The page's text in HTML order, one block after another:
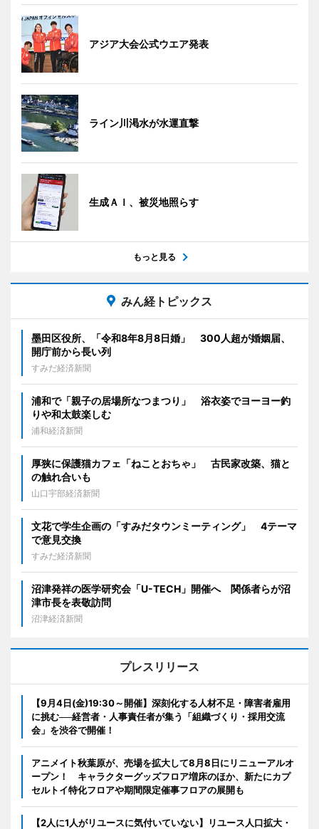
アジア大会公式ウエア発表
ライン川渇水が水運直撃
生成ＡＩ、被災地照らす
もっと見る
みん経トピックス
墨田区役所、「令和8年8月8日婚」 300人超が婚姻届、
開庁前から長い列
すみだ経済新聞
浦和で「親子の居場所なつまつり」 浴衣姿でヨーヨー釣
りや和太鼓楽しむ
浦和経済新聞
厚狭に保護猫カフェ「ねことおちゃ」 古民家改築、猫と
の触れ合いも
山口宇部経済新聞
文花で学生企画の「すみだタウンミーティング」 4テーマ
で意見交換
すみだ経済新聞
沼津発祥の医学研究会「U-TECH」開催へ 関係者らが沼
津市長を表敬訪問
沼津経済新聞
プレスリリース
【9月4日(金)19:30～開催】深刻化する人材不足・障害者雇用
に挑む──経営者・人事責任者が集う「組織づくり・採用交流
会」を渋谷で開催！
アニメイト秋葉原が、売場を拡大して8月8日にリニューアルオ
ープン！ キャラクターグッズフロア増床のほか、新たにカプ
セルトイ特化フロアや期間限定催事フロアの展開も
【2人に1人がリユースに気付いていない】リユース人口拡大・